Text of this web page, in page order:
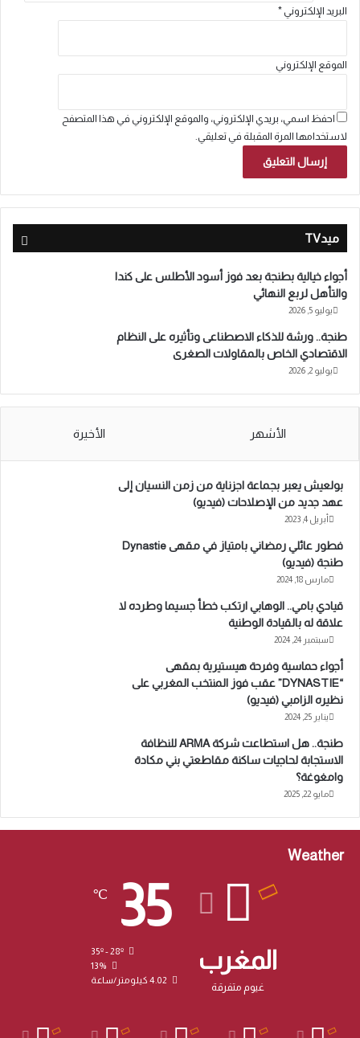
البريد الإلكتروني*
الموقع الإلكتروني
احفظ اسمي، بريدي الإلكتروني، والموقع الإلكتروني في هذا المتصفح
لاستخدامها المرة المقبلة في تعليقي.
ميدTV
أجواء خيالية بطنجة بعد فوز أسود الأطلس على كندا
والتأهل لربع النهائي
يوليو 5, 2026
طنجة.. ورشة للذكاء الاصطناعى وتأثيره على النظام
الاقتصادي الخاص بالمقاولات الصغرى
يوليو 2, 2026
الأشهر الأخيرة
بولعيش يعبر بجماعة اجزناية من زمن النسيان إلى
عهد جديد من الإصلاحات (فيديو)
أبريل 4, 2023
فطور عائلي رمضاني بامتياز في مقهى Dynastie
طنجة (فيديو)
مارس 18, 2024
قيادي بامي.. الوهابي ارتكب خطأ جسيما وطرده لا
علاقة له بالقيادة الوطنية
سبتمبر 24, 2024
أجواء حماسية وفرحة هيستيرية بمقهى
“DYNASTIE” عقب فوز المنتخب المغربي على
نظيره الزامبي (فيديو)
يناير 25, 2024
طنجة.. هل استطاعت شركة ARMA للنظافة
الاستجابة لحاجيات ساكنة مقاطعتي بني مكادة
وامغوغة؟
مايو 22, 2025
Weather
المغرب
غيوم متفرقة
35
℃
13%
4.02 كيلومتر/ساعة